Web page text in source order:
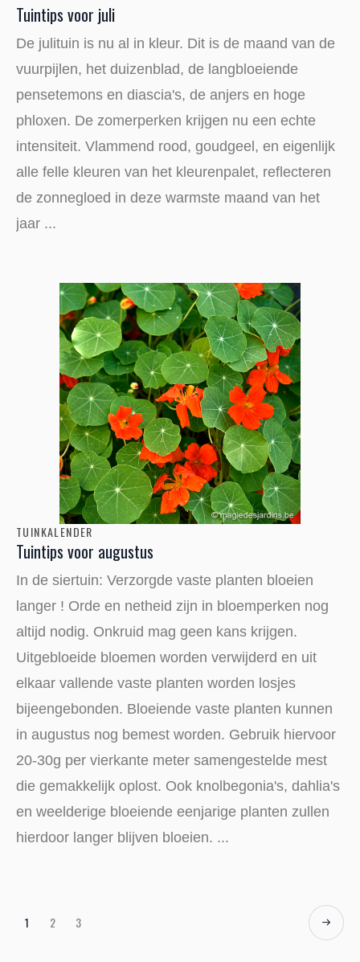
Tuintips voor juli
De julituin is nu al in kleur. Dit is de maand van de
vuurpijlen, het duizenblad, de langbloeiende
pensetemons en diascia's, de anjers en hoge
phloxen. De zomerperken krijgen nu een echte
intensiteit. Vlammend rood, goudgeel, en eigenlijk
alle felle kleuren van het kleurenpalet, reflecteren
de zonnegloed in deze warmste maand van het
jaar ...
TUINKALENDER
Tuintips voor augustus
In de siertuin: Verzorgde vaste planten bloeien
langer ! Orde en netheid zijn in bloemperken nog
altijd nodig. Onkruid mag geen kans krijgen.
Uitgebloeide bloemen worden verwijderd en uit
elkaar vallende vaste planten worden losjes
bijeengebonden. Bloeiende vaste planten kunnen
in augustus nog bemest worden. Gebruik hiervoor
20-30g per vierkante meter samengestelde mest
die gemakkelijk oplost. Ook knolbegonia's, dahlia's
en weelderige bloeiende eenjarige planten zullen
hierdoor langer blijven bloeien. ...
1 2 3